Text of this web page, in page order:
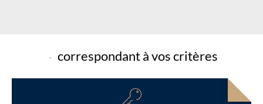
Chargement...
correspondant à vos critères